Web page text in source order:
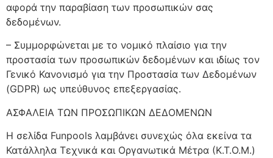
αφορά την παραβίαση των προσωπικών σας
δεδομένων.
– Συμμορφώνεται με το νομικό πλαίσιο για την
προστασία των προσωπικών δεδομένων και ιδίως τον
Γενικό Κανονισμό για την Προστασία των Δεδομένων
(GDPR) ως υπεύθυνος επεξεργασίας.
ΑΣΦΑΛΕΙΑ ΤΩΝ ΠΡΟΣΩΠΙΚΩΝ ΔΕΔΟΜΕΝΩΝ
Η σελίδα Funpools λαμβάνει συνεχώς όλα εκείνα τα
Κατάλληλα Τεχνικά και Οργανωτικά Μέτρα (Κ.Τ.Ο.Μ.)